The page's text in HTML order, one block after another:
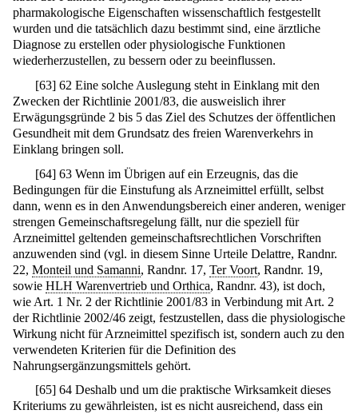
pharmakologische Eigenschaften wissenschaftlich festgestellt
wurden und die tatsächlich dazu bestimmt sind, eine ärztliche
Diagnose zu erstellen oder physiologische Funktionen
wiederherzustellen, zu bessern oder zu beeinflussen.
[63] 62 Eine solche Auslegung steht in Einklang mit den
Zwecken der Richtlinie 2001/83, die ausweislich ihrer
Erwägungsgründe 2 bis 5 das Ziel des Schutzes der öffentlichen
Gesundheit mit dem Grundsatz des freien Warenverkehrs in
Einklang bringen soll.
[64] 63 Wenn im Übrigen auf ein Erzeugnis, das die
Bedingungen für die Einstufung als Arzneimittel erfüllt, selbst
dann, wenn es in den Anwendungsbereich einer anderen, weniger
strengen Gemeinschaftsregelung fällt, nur die speziell für
Arzneimittel geltenden gemeinschaftsrechtlichen Vorschriften
anzuwenden sind (vgl. in diesem Sinne Urteile Delattre, Randnr.
22, Monteil und Samanni, Randnr. 17, Ter Voort, Randnr. 19,
sowie HLH Warenvertrieb und Orthica, Randnr. 43), ist doch,
wie Art. 1 Nr. 2 der Richtlinie 2001/83 in Verbindung mit Art. 2
der Richtlinie 2002/46 zeigt, festzustellen, dass die physiologische
Wirkung nicht für Arzneimittel spezifisch ist, sondern auch zu den
verwendeten Kriterien für die Definition des
Nahrungsergänzungsmittels gehört.
[65] 64 Deshalb und um die praktische Wirksamkeit dieses
Kriteriums zu gewährleisten, ist es nicht ausreichend, dass ein